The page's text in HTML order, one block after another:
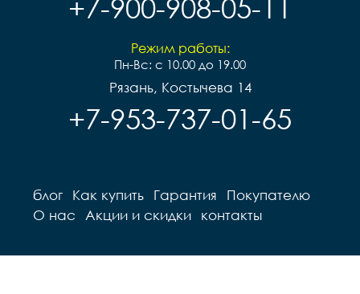
+7-900-908-05-11
Режим работы:
Пн-Вс: с 10.00 до 19.00
Рязань, Костычева 14
+7-953-737-01-65
блог Как купить Гарантия
Покупателю
О нас
Акции и скидки контакты